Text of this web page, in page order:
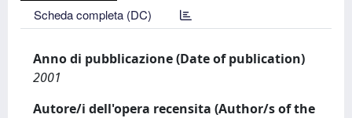
Scheda completa (DC)
Anno di pubblicazione (Date of publication)
2001
Autore/i dell'opera recensita (Author/s of the